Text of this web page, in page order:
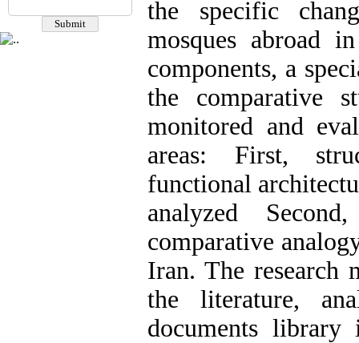
the specific
mosques abroad
components, a
the comparative
monitored and
areas: First,
functional
analyzed
comparative
Iran. The research
the literature,
documents